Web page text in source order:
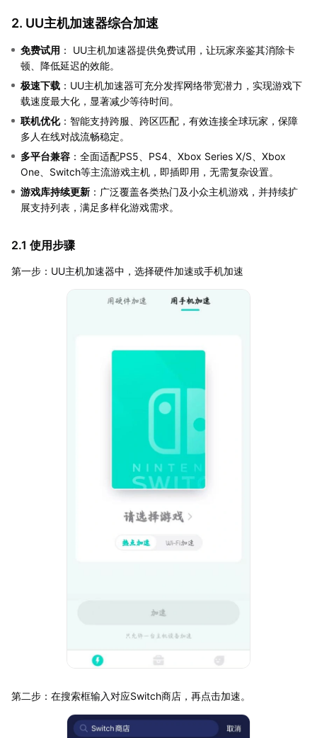
2. UU主机加速器综合加速
免费试用 ： UU主机加速器提供免费试用，让玩家亲鉴其消除卡
顿、降低延迟的效能。
极速下载 ：UU主机加速器可充分发挥网络带宽潜力，实现游戏下
载速度最大化，显著减少等待时间。
联机优化：智能支持跨服、跨区匹配，有效连接全球玩家，保障
多人在线对战流畅稳定。
多平台兼容 ：全面适配PS5、PS4、Xbox Series X/S、Xbox
One、Switch等主流游戏主机，即插即用，无需复杂设置。
游戏库持续更新 ：广泛覆盖各类热门及小众主机游戏，并持续扩
展支持列表，满足多样化游戏需求。
2.1 使用步骤
第一步：UU主机加速器中，选择硬件加速或手机加速
第二步：在搜索框输入对应Switch商店，再点击加速。